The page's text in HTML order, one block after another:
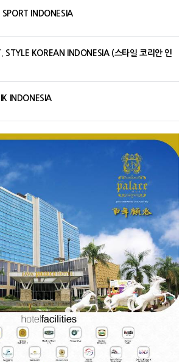
INDONESIA
STYLE KOREAN INDONESIA (스타일 코리안 인
INDONESIA